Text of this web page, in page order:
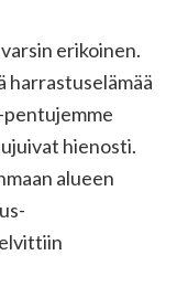
erikoinen.
harrastuselämää
pentujemme
hienosti.
alueen